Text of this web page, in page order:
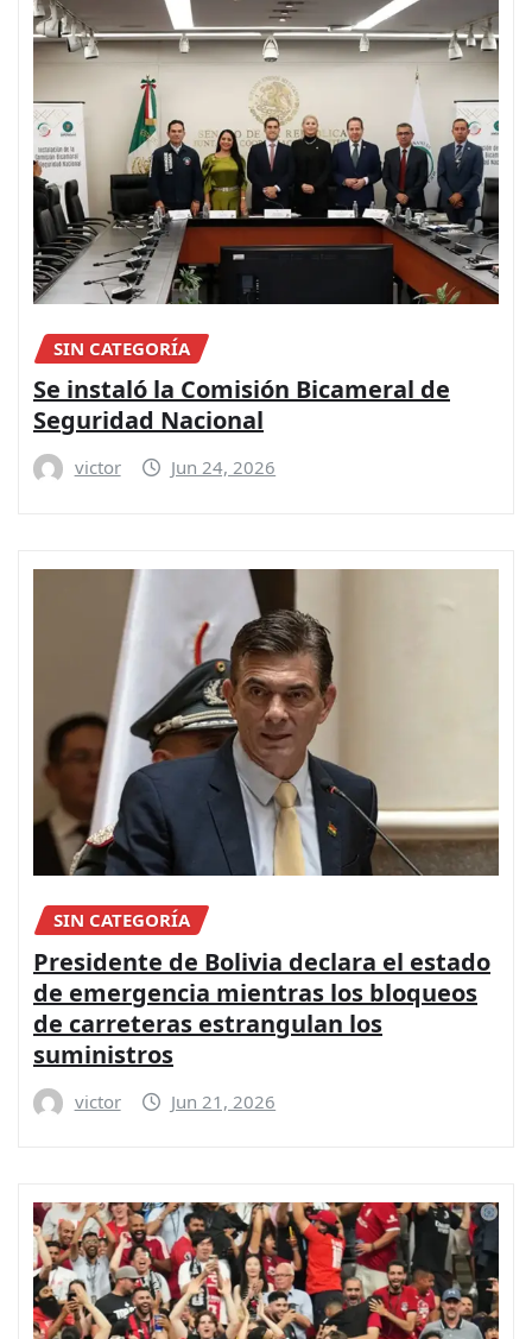
SIN CATEGORÍA
Se instaló la Comisión Bicameral de
Seguridad Nacional
victor Jun 24, 2026
SIN CATEGORÍA
Presidente de Bolivia declara el estado
de emergencia mientras los bloqueos
de carreteras estrangulan los
suministros
victor Jun 21, 2026